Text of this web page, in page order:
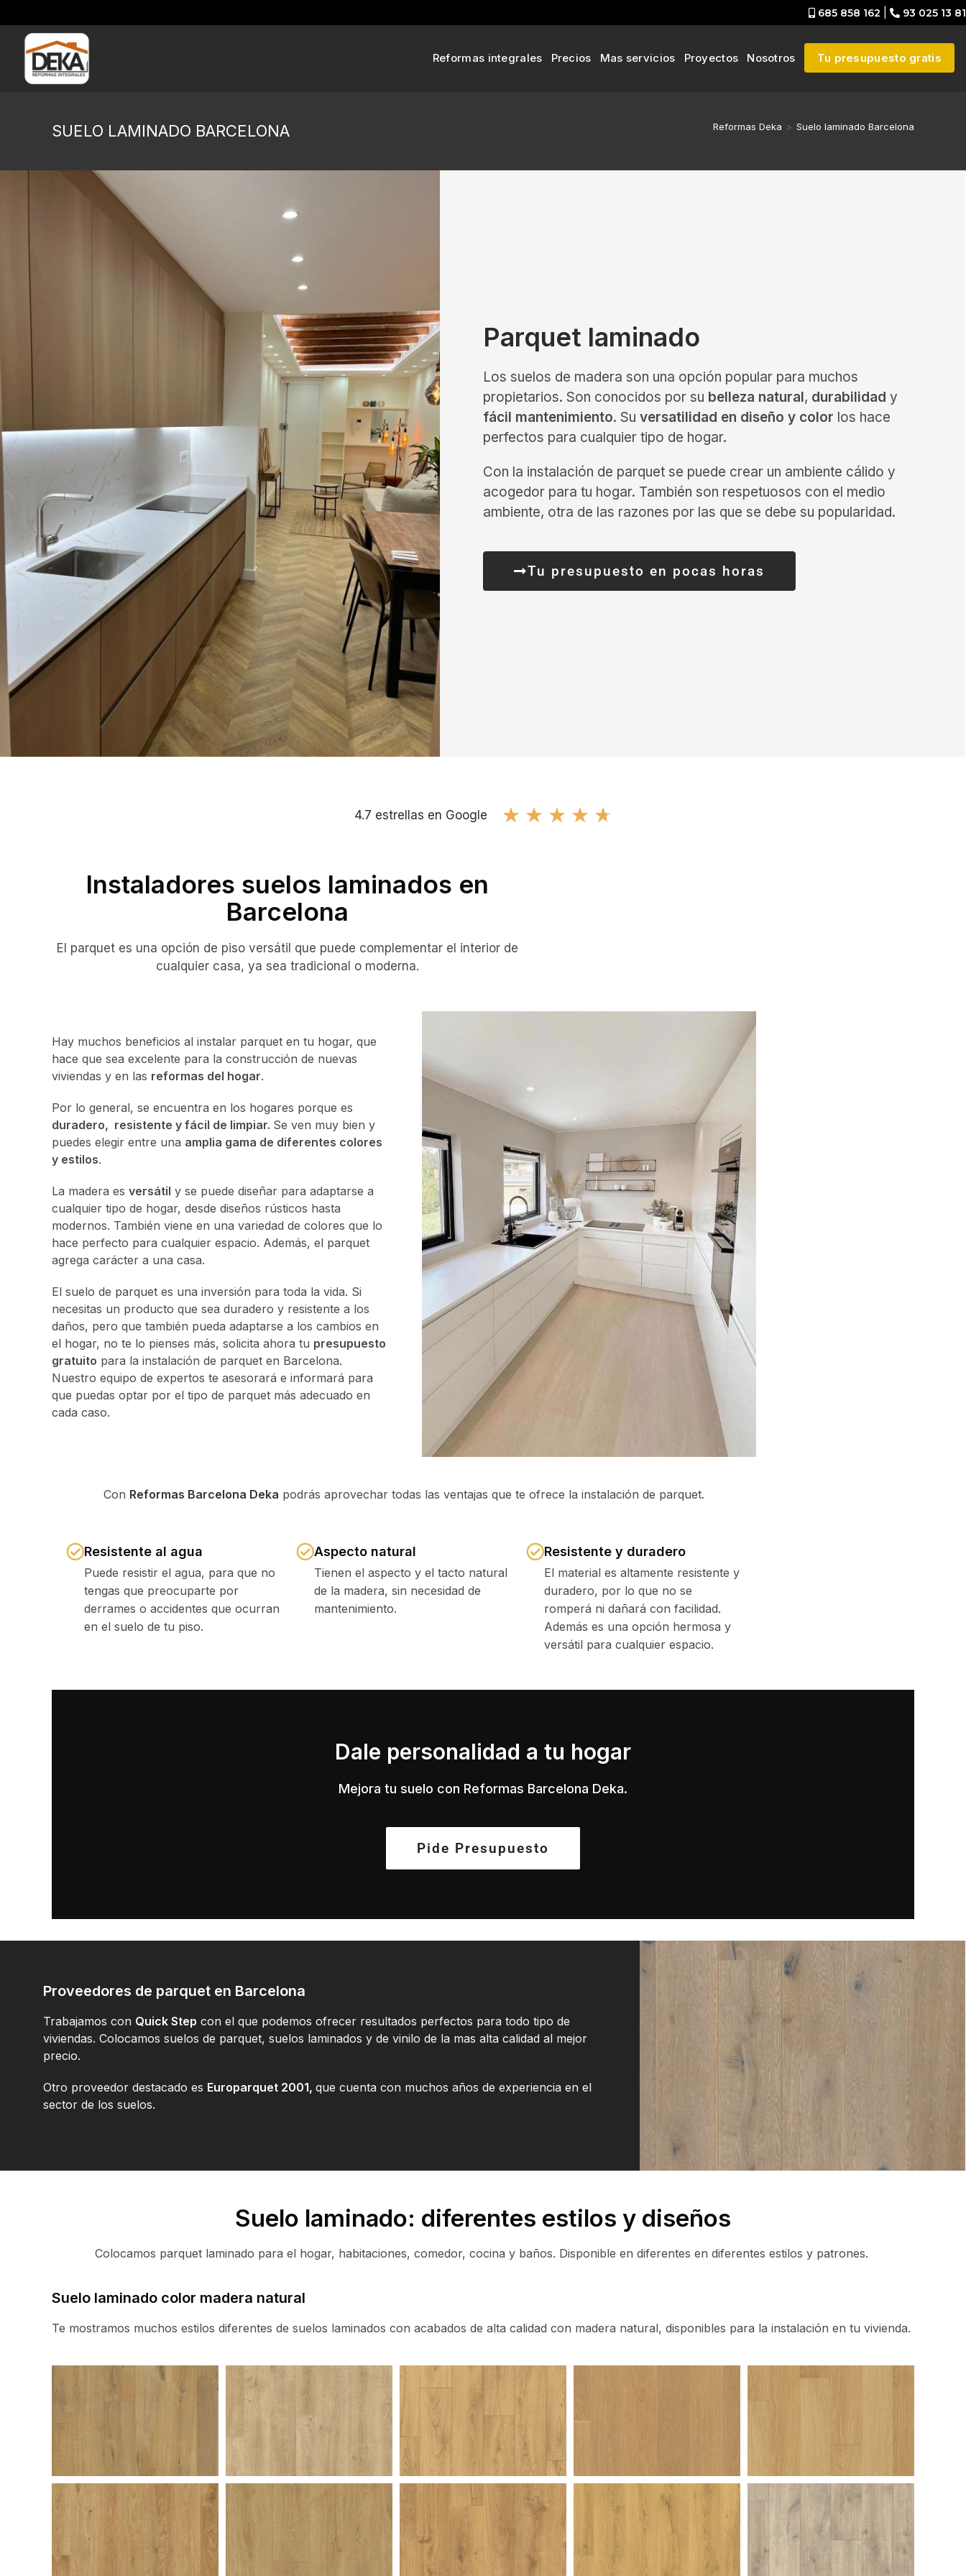
685 858 162 93 025 13 81
Reformas integrales Precios Mas servicios Proyectos Nosotros Tu presupuesto gratis
SUELO LAMINADO BARCELONA Reformas Deka > Suelo laminado Barcelona
Parquet laminado
Los suelos de madera son una opción popular para muchos
propietarios. Son conocidos por su belleza natural, durabilidad y
fácil mantenimiento. Suversatilidad en diseño y color los hace
perfectos para cualquier tipo de hogar.
Con la instalación de parquet se puede crear un ambiente cálido y
acogedor para tu hogar. También son respetuosos con el medio
ambiente, otra de las razones por las que se debe su popularidad.
Tu presupuesto en pocas horas
4.7 estrellas en Google ★ ★ ★ ★ ★
Instaladores suelos laminados en
Barcelona
El parquet es una opción de piso versátil que puede complementar el interior de
cualquier casa, ya sea tradicional o moderna.
Hay muchos beneficios al instalar parquet en tu hogar, que
hace que sea excelente para la construcción de nuevas
viviendas y en las reformas del hogar.
Por lo general, se encuentra en los hogares porque es
duradero, resistente y fácil de limpiar. Se ven muy bien y
puedes elegir entre una amplia gama de diferentes colores
y estilos.
La madera es versátil y se puede diseñar para adaptarse a
cualquier tipo de hogar, desde diseños rústicos hasta
modernos. También viene en una variedad de colores que lo
hace perfecto para cualquier espacio. Además, el parquet
agrega carácter a una casa.
El suelo de parquet es una inversión para toda la vida. Si
necesitas un producto que sea duradero y resistente a los
daños, pero que también pueda adaptarse a los cambios en
el hogar, no te lo pienses más, solicita ahora tu presupuesto
gratuito para la instalación de parquet en Barcelona.
Nuestro equipo de expertos te asesorará e informará para
que puedas optar por el tipo de parquet más adecuado en
cada caso.
Con Reformas Barcelona Deka podrás aprovechar todas las ventajas que te ofrece la instalación de parquet.
Resistente al agua
Puede resistir el agua, para que no
tengas que preocuparte por
derrames o accidentes que ocurran
en el suelo de tu piso.
Aspecto natural
Tienen el aspecto y el tacto natural
de la madera, sin necesidad de
mantenimiento.
Resistente y duradero
El material es altamente resistente y
duradero, por lo que no se
romperá ni dañará con facilidad.
Además es una opción hermosa y
versátil para cualquier espacio.
Dale personalidad a tu hogar
Mejora tu suelo con Reformas Barcelona Deka.
Pide Presupuesto
Proveedores de parquet en Barcelona
Trabajamos con Quick Step con el que podemos ofrecer resultados perfectos para todo tipo de
viviendas. Colocamos suelos de parquet, suelos laminados y de vinilo de la mas alta calidad al mejor
precio.
Otro proveedor destacado es Europarquet 2001, que cuenta con muchos años de experiencia en el
sector de los suelos.
Suelo laminado: diferentes estilos y diseños
Colocamos parquet laminado para el hogar, habitaciones, comedor, cocina y baños. Disponible en diferentes en diferentes estilos y patrones.
Suelo laminado color madera natural
Te mostramos muchos estilos diferentes de suelos laminados con acabados de alta calidad con madera natural, disponibles para la instalación en tu vivienda.